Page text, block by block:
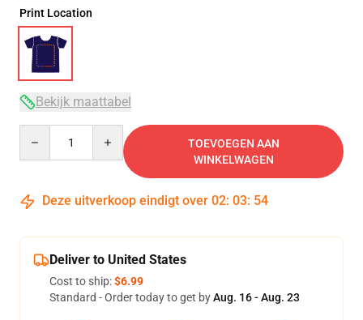
Print Location
Bekijk maattabel
TOEVOEGEN AAN
WINKELWAGEN
Deze uitverkoop eindigt over 02: 03: 53
Deliver to United States
Cost to ship:$6.99
Standard - Order today to get byAug. 16 - Aug. 23